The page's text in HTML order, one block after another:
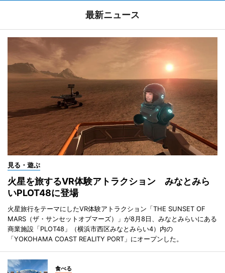
最新ニュース
見る・遊ぶ
火星を旅するVR体験アトラクション みなとみら
いPLOT48に登場
火星旅行をテーマにしたVR体験アトラクション「THE SUNSET OF
MARS（ザ・サンセットオブマーズ）」が8月8日、みなとみらいにある
商業施設「PLOT48」（横浜市西区みなとみらい4）内の
「YOKOHAMA COAST REALITY PORT」にオープンした。
食べる